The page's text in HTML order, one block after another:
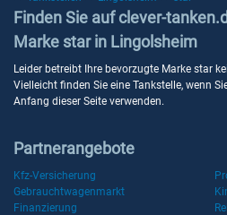
Finden Sie auf clever-
Marke star in Lingolsheim
Leider betreibt Ihre bevorzugte Marke star
Vielleicht finden Sie eine Tankstelle, wenn
Anfang dieser Seite verwenden.
Partnerangebote
Kfz-Versicherung
Gebrauchtwagenmarkt
Finanzierung